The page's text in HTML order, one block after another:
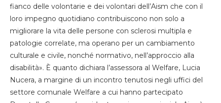
fianco delle volontarie e dei volontari dell’Aism che con il
loro impegno quotidiano contribuiscono non solo a
migliorare la vita delle persone con sclerosi multipla e
patologie correlate, ma operano per un cambiamento
culturale e civile, nonché normativo, nell’approccio alla
disabilità». È quanto dichiara l’assessora al Welfare, Lucia
Nucera, a margine di un incontro tenutosi negli uffici del
settore comunale Welfare a cui hanno partecipato